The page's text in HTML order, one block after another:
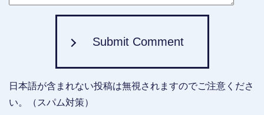
Submit Comment
日本語が含まれない投稿は無視されますのでご注意くださ
い。（スパム対策）